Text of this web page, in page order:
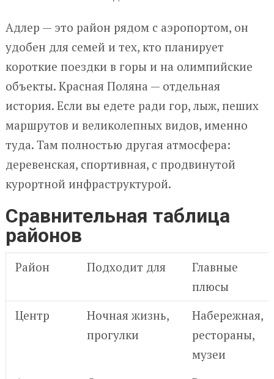
Адлер — это район рядом с аэропортом, он
удобен для семей и тех, кто планирует
короткие поездки в горы и на олимпийские
объекты. Красная Поляна — отдельная
история. Если вы едете ради гор, лыж, пеших
маршрутов и великолепных видов, именно
туда. Там полностью другая атмосфера:
деревенская, спортивная, с продвинутой
курортной инфраструктурой.
Сравнительная таблица
районов
Район Подходит для
Главные
плюсы
Центр
Ночная жизнь,
прогулки
Набережная,
рестораны,
музеи